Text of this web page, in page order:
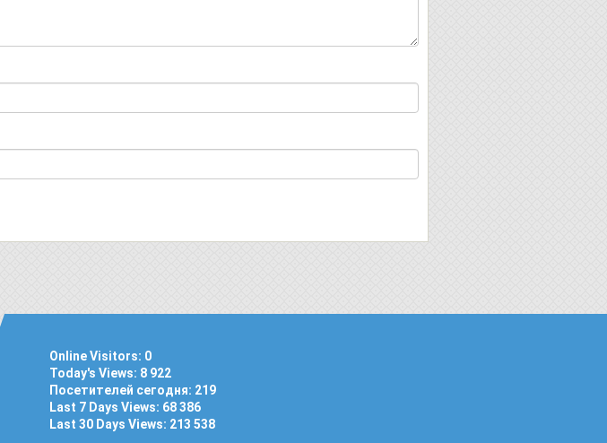
Online Visitors: 0
Today's Views: 8 922
Посетителей сегодня: 219
Last 7 Days Views: 68 386
Last 30 Days Views: 213 538